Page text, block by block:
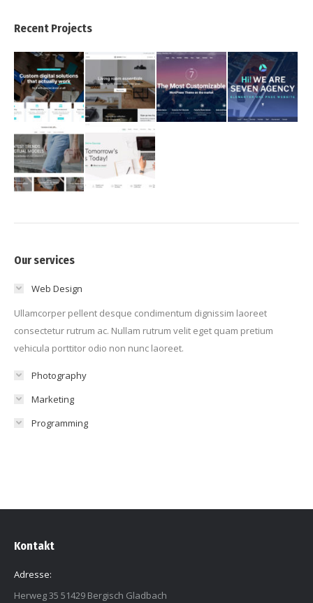
Recent Projects
Our services
Web Design
Ullamcorper pellent desque condimentum dignissim laoreet
consectetur rutrum ac. Nullam rutrum velit eget quam pretium
vehicula porttitor odio non nunc laoreet.
Photography
Marketing
Programming
Kontakt
Adresse:
Herweg 35 51429 Bergisch Gladbach